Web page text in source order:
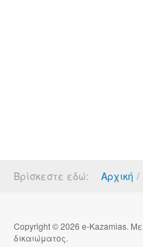
Βρίσκεστε εδώ: Αρχική
Copyright © 2026 e-Kazamias.
δικαιώματος.